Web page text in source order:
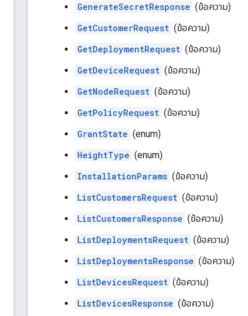
GenerateSecretResponse (ข้อความ)
GetCustomerRequest (ข้อความ)
GetDeploymentRequest (ข้อความ)
GetDeviceRequest (ข้อความ)
GetNodeRequest (ข้อความ)
GetPolicyRequest (ข้อความ)
GrantState (enum)
HeightType (enum)
InstallationParams (ข้อความ)
ListCustomersRequest (ข้อความ)
ListCustomersResponse (ข้อความ)
ListDeploymentsRequest (ข้อความ)
ListDeploymentsResponse (ข้อความ)
ListDevicesRequest (ข้อความ)
ListDevicesResponse (ข้อความ)